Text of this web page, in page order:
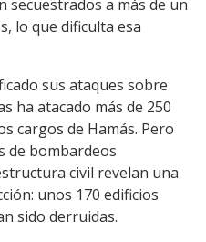
secuestrados a más de un
lo que dificulta esa
sus ataques sobre
ha atacado más de 250
cargos de Hamás. Pero
de bombardeos
civil revelan una
unos 170 edificios
sido derruidas.